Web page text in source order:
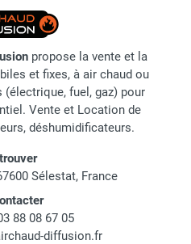
propose la vente et la
et fixes, à air chaud ou
(électrique, fuel, gaz) pour
Vente et Location de
déshumidificateurs.
Sélestat, France
88 08 67 05
diffusion.fr